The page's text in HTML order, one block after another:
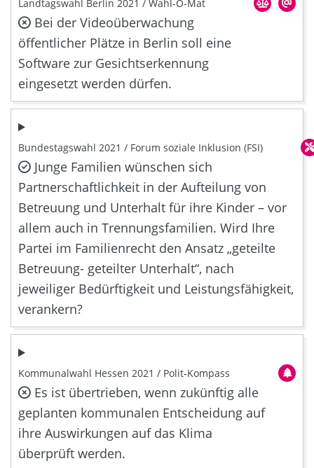
Landtagswahl Berlin 2021 / Wahl-O-Mat
Bei der Videoüberwachung
öffentlicher Plätze in Berlin soll eine
Software zur Gesichtserkennung
eingesetzt werden dürfen.
Bundestagswahl 2021 / Forum soziale Inklusion (FSI)
Junge Familien wünschen sich
Partnerschaftlichkeit in der Aufteilung von
Betreuung und Unterhalt für ihre Kinder – vor
allem auch in Trennungsfamilien. Wird Ihre
Partei im Familienrecht den Ansatz „geteilte
Betreuung- geteilter Unterhalt“, nach
jeweiliger Bedürftigkeit und Leistungsfähigkeit,
verankern?
Kommunalwahl Hessen 2021 / Polit-Kompass
Es ist übertrieben, wenn zukünftig alle
geplanten kommunalen Entscheidung auf
ihre Auswirkungen auf das Klima
überprüft werden.